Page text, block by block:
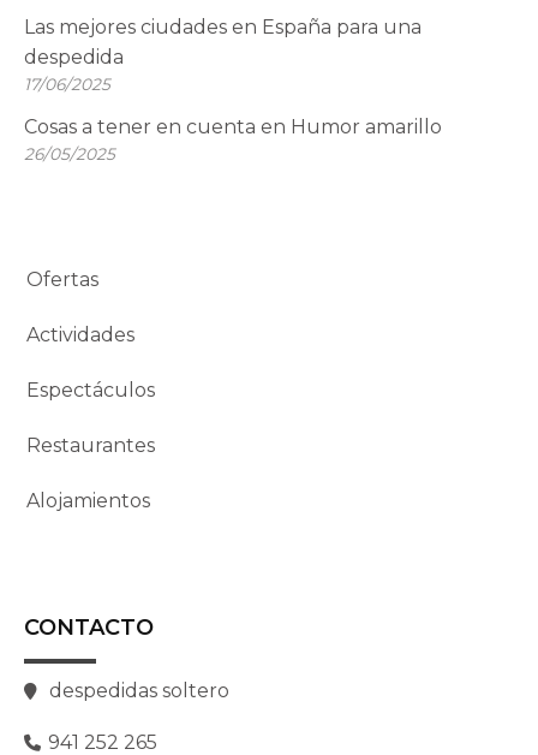
Las mejores ciudades en España para una
despedida
17/06/2025
Cosas a tener en cuenta en Humor amarillo
26/05/2025
Ofertas
Actividades
Espectáculos
Restaurantes
Alojamientos
CONTACTO
despedidas soltero
941 252 265